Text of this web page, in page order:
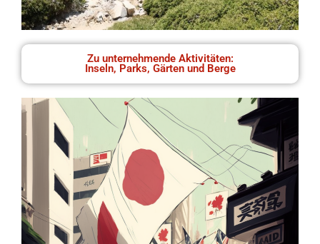
Zu unternehmende Aktivitäten:
Inseln, Parks, Gärten und Berge